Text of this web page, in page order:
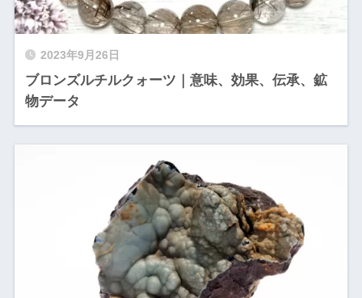
2023年9月26日
ブロンズルチルクォーツ｜意味、効果、伝承、鉱
物データ